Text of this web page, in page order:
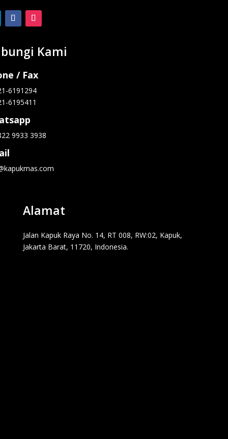
Kami
/ Fax
6191294
6195411
9933 3938
Alamat
Jalan Kapuk Raya No. 14, RT 008, RW:02, Kapuk,
Jakarta Barat, 11720, Indonesia.